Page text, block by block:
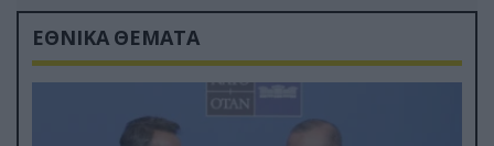
ΕΘΝΙΚΑ ΘΕΜΑΤΑ